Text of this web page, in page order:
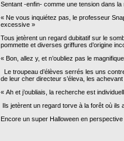
Sentant -enfin- comme une tension dans
« Ne vous inquiétez pas, le professeur
excessive »
Tous jetèrent un regard dubitatif sur le
pommette et diverses griffures d’origine
« Bon, allez y, et n’oubliez pas le
Le troupeau d’élèves serrés les uns
de leur cher directeur s’éleva, les
« Ah et j’oubliais, la recherche est
Ils jetèrent un regard torve à la forêt où
Encore un super Halloween en perspective